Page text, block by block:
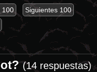
100
Siguientes 100
(14 respuestas)